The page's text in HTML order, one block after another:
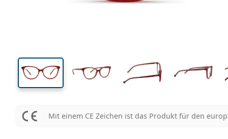
Mit einem CE Zeichen ist das Produkt für den